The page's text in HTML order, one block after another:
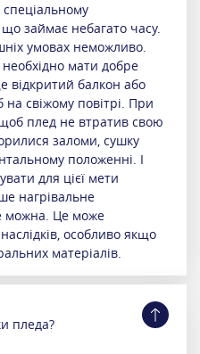
займає небагато часу.
умовах неможливо.
мати добре
балкон або
на свіжому повітрі. При
плед не втратив свою
заломи, сушку
положенні. І
для цієї мети
нагрівальне
можна. Це може
особливо якщо
матеріалів.
пледа?